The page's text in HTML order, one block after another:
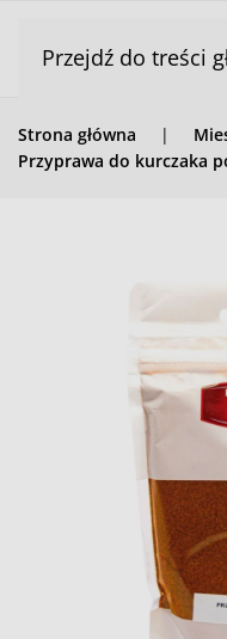
Przejdź do treści
Strona główna
Przyprawa do kurczaka